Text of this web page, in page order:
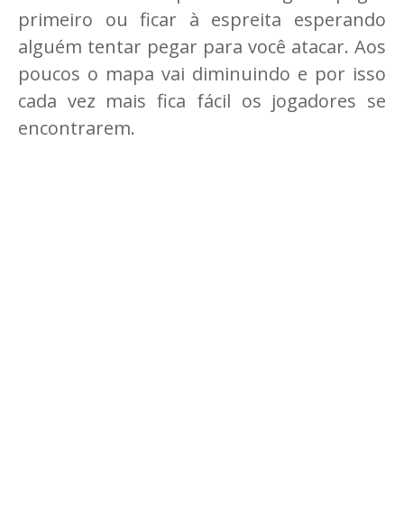
primeiro ou ficar à espreita esperando
alguém tentar pegar para você atacar. Aos
poucos o mapa vai diminuindo e por isso
cada vez mais fica fácil os jogadores se
encontrarem.